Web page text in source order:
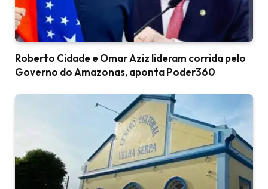
Roberto Cidade e Omar Aziz lideram corrida pelo
Governo do Amazonas, aponta Poder360